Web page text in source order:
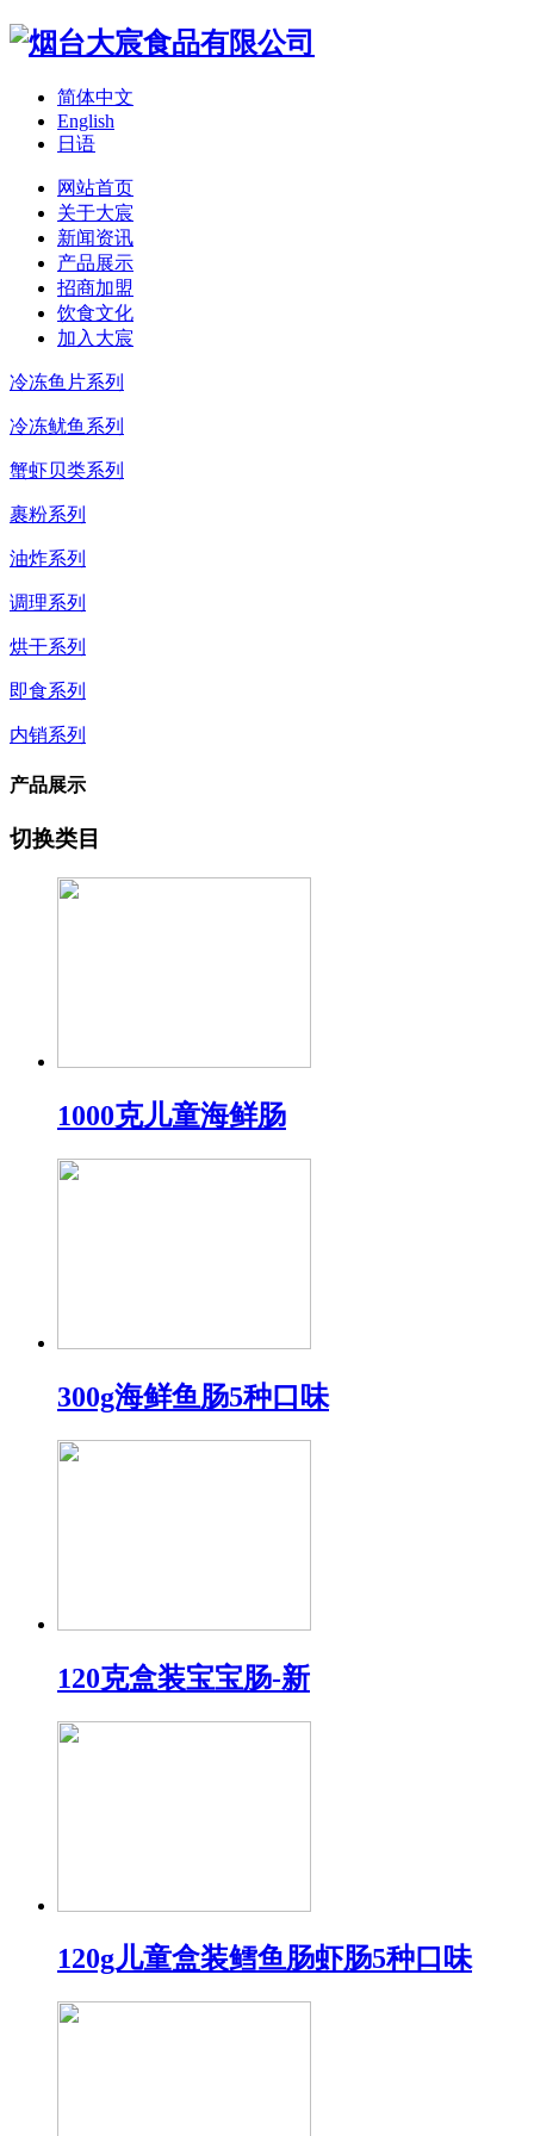
简体中文
English
日语
网站首页
关于大宸
新闻资讯
产品展示
招商加盟
饮食文化
加入大宸
冷冻鱼片系列
冷冻鱿鱼系列
蟹虾贝类系列
裹粉系列
油炸系列
调理系列
烘干系列
即食系列
内销系列
产品展示
切换类目
1000克儿童海鲜肠
300g海鲜鱼肠5种口味
120克盒装宝宝肠-新
120g儿童盒装鳕鱼肠虾肠5种口味